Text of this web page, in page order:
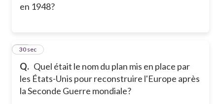
en 1948?
Q. Quel était le nom du plan mis en place par
les États-Unis pour reconstruire l'Europe après
la Seconde Guerre mondiale?
12
30 sec